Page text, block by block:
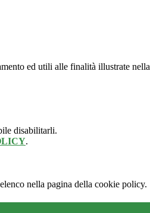
ed utili alle finalità illustrate nella
disabilitarli.
.
nella pagina della cookie policy.